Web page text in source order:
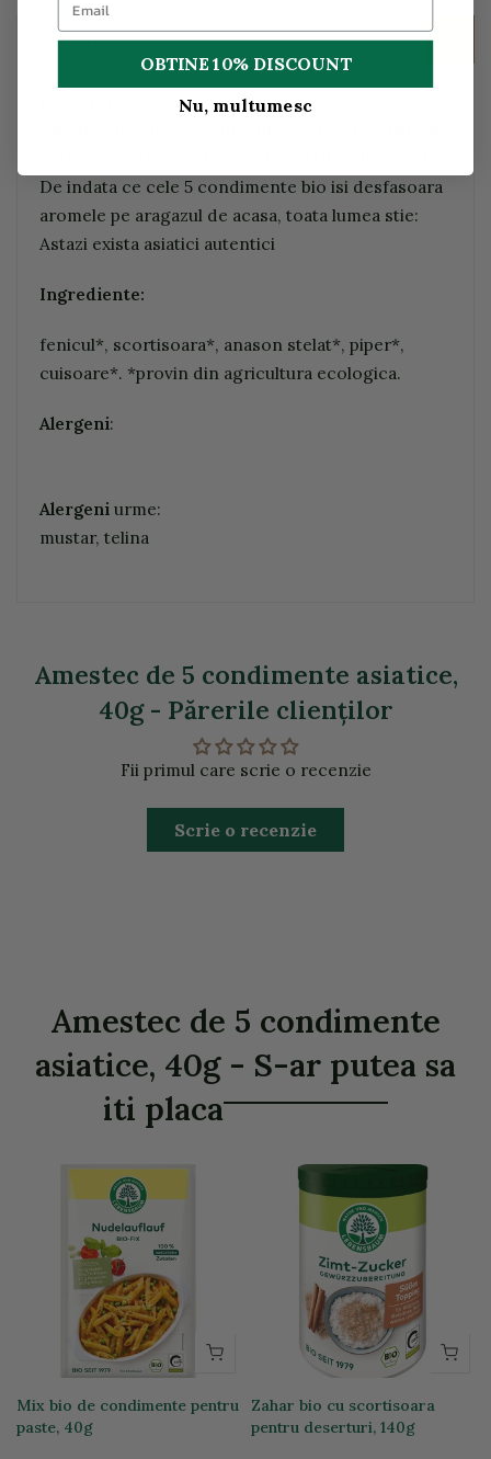
Descriere
De indata ce cele 5 condimente bio isi desfasoara
aromele pe aragazul de acasa, toata lumea stie:
Astazi exista asiatici autentici
Ingrediente:
fenicul*, scortisoara*, anason stelat*, piper*,
cuisoare*. *provin din agricultura ecologica.
Alergeni:
Alergeni urme:
mustar, telina
Amestec de 5 condimente asiatice,
40g - Părerile clienţilor
Fii primul care scrie o recenzie
Scrie o recenzie
Amestec de 5 condimente
asiatice, 40g - S-ar putea sa
iti placa
Mix bio de condimente pentru
paste, 40g
Zahar bio cu scortisoara
pentru deserturi, 140g
OBTINE 10% DISCOUNT
Nu, multumesc